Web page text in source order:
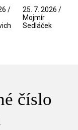
/
spektáklu
/ Odyssea
25. 7. 2026 /
Mojmír
Sedláček
číslo